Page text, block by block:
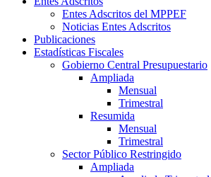
Entes Adscritos del MPPEF
Noticias Entes Adscritos
Publicaciones
Estadísticas Fiscales
Gobierno Central Presupuestario
Ampliada
Mensual
Trimestral
Resumida
Mensual
Trimestral
Sector Público Restringido
Ampliada